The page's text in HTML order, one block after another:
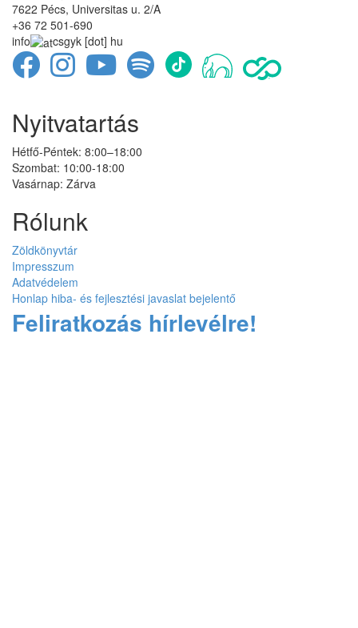
7622 Pécs, Universitas u. 2/A
+36 72 501-690
info
csgyk [dot] hu
Nyitvatartás
Hétfő-Péntek: 8:00–18:00
Szombat: 10:00-18:00
Vasárnap: Zárva
Rólunk
Zöldkönyvtár
Impresszum
Adatvédelem
Honlap hiba- és fejlesztési javaslat bejelentő
Feliratkozás hírlevélre!